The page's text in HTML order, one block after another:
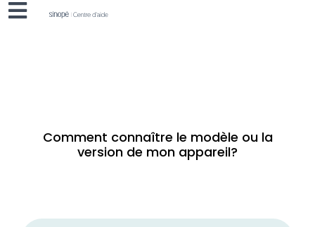
Comment connaître le modèle ou la
version de mon appareil?